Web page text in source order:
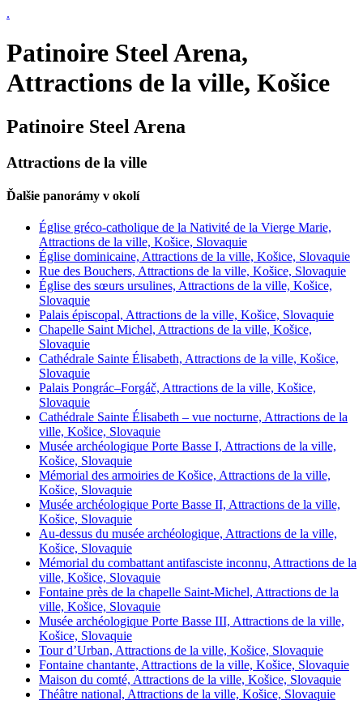
.
Patinoire Steel Arena,
Attractions de la ville, Košice
Patinoire Steel Arena
Attractions de la ville
Ďalšie panorámy v okolí
Église gréco-catholique de la Nativité de la Vierge Marie,
Attractions de la ville, Košice, Slovaquie
Église dominicaine, Attractions de la ville, Košice, Slovaquie
Rue des Bouchers, Attractions de la ville, Košice, Slovaquie
Église des sœurs ursulines, Attractions de la ville, Košice,
Slovaquie
Palais épiscopal, Attractions de la ville, Košice, Slovaquie
Chapelle Saint Michel, Attractions de la ville, Košice,
Slovaquie
Cathédrale Sainte Élisabeth, Attractions de la ville, Košice,
Slovaquie
Palais Pongrác–Forgáč, Attractions de la ville, Košice,
Slovaquie
Cathédrale Sainte Élisabeth – vue nocturne, Attractions de la
ville, Košice, Slovaquie
Musée archéologique Porte Basse I, Attractions de la ville,
Košice, Slovaquie
Mémorial des armoiries de Košice, Attractions de la ville,
Košice, Slovaquie
Musée archéologique Porte Basse II, Attractions de la ville,
Košice, Slovaquie
Au-dessus du musée archéologique, Attractions de la ville,
Košice, Slovaquie
Mémorial du combattant antifasciste inconnu, Attractions de la
ville, Košice, Slovaquie
Fontaine près de la chapelle Saint-Michel, Attractions de la
ville, Košice, Slovaquie
Musée archéologique Porte Basse III, Attractions de la ville,
Košice, Slovaquie
Tour d’Urban, Attractions de la ville, Košice, Slovaquie
Fontaine chantante, Attractions de la ville, Košice, Slovaquie
Maison du comté, Attractions de la ville, Košice, Slovaquie
Théâtre national, Attractions de la ville, Košice, Slovaquie